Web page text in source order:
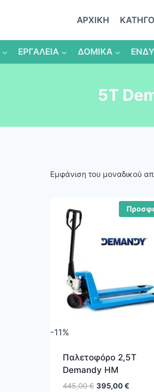
ΑΡΧΙΚΗ
ΕΡΓΑΛΕΙΑ ΔΟΜΙΚΑ
5Τ
Εμφάνιση του μοναδικού
-11%
Παλετοφόρο 2,5Τ
Demandy HM
445,00€ Original
395,00€Η